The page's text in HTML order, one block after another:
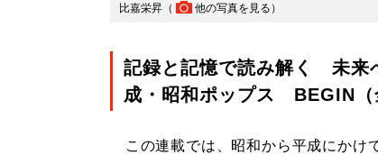
比嘉栄昇（ 他の写真を見る ）
記録と記憶で読み解く 未来
成・昭和ポップス BEGIN（
この連載では、昭和から平成にかけ